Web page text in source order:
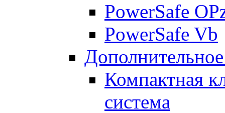
PowerSafe
PowerSafe Vb
Компактная
система